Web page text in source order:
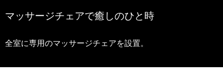
マッサージチェアで癒しのひと時
全室に専用のマッサージチェアを設置。